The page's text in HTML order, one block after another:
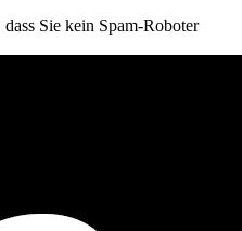
Sie kein Spam-Roboter